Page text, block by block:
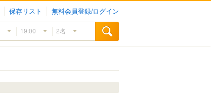
保存リスト 無料会員登録/ログイン